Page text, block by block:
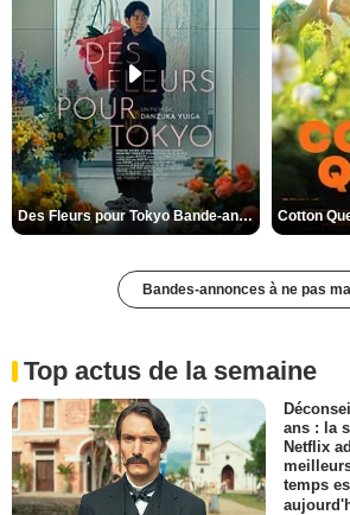
Des Fleurs pour Tokyo Bande-annonce VO STFR
Bandes-annonces à ne pas
Top actus de la semaine
ans : la
Netflix
temps